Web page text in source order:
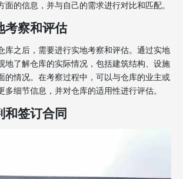
面的信息，并与自己的需求进行对比和匹配。
考察和评估
库之后，需要进行实地考察和评估。通过实地
地了解仓库的实际情况，包括建筑结构、设施
的情况。在考察过程中，可以与仓库的业主或
多细节信息，并对仓库的适用性进行评估。
和签订合同